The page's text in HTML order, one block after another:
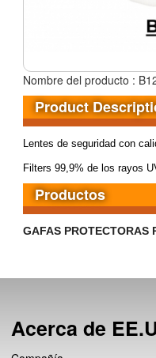
Nombre del producto :
Product
Lentes de seguridad con
Filters 99,9% de los rayos
Productos
GAFAS PROTECTORAS
Acerca de